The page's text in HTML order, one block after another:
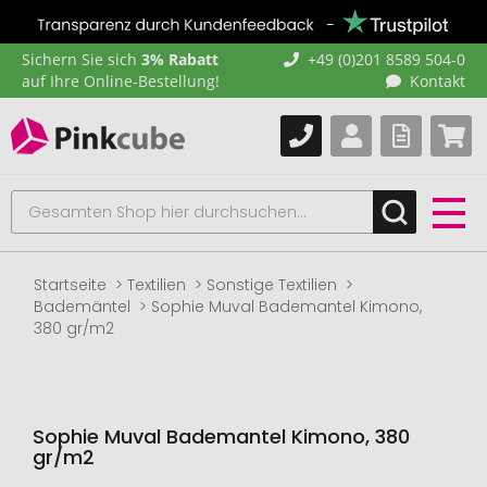
Sichern Sie sich 3% Rabatt
auf Ihre Online-Bestellung!
+49 (0)201 8589 504-0
Kontakt
Startseite Textilien
Sonstige Textilien
Bademäntel
Sophie Muval Bademantel Kimono,
380 gr/m2
Sophie Muval Bademantel Kimono, 380
gr/m2